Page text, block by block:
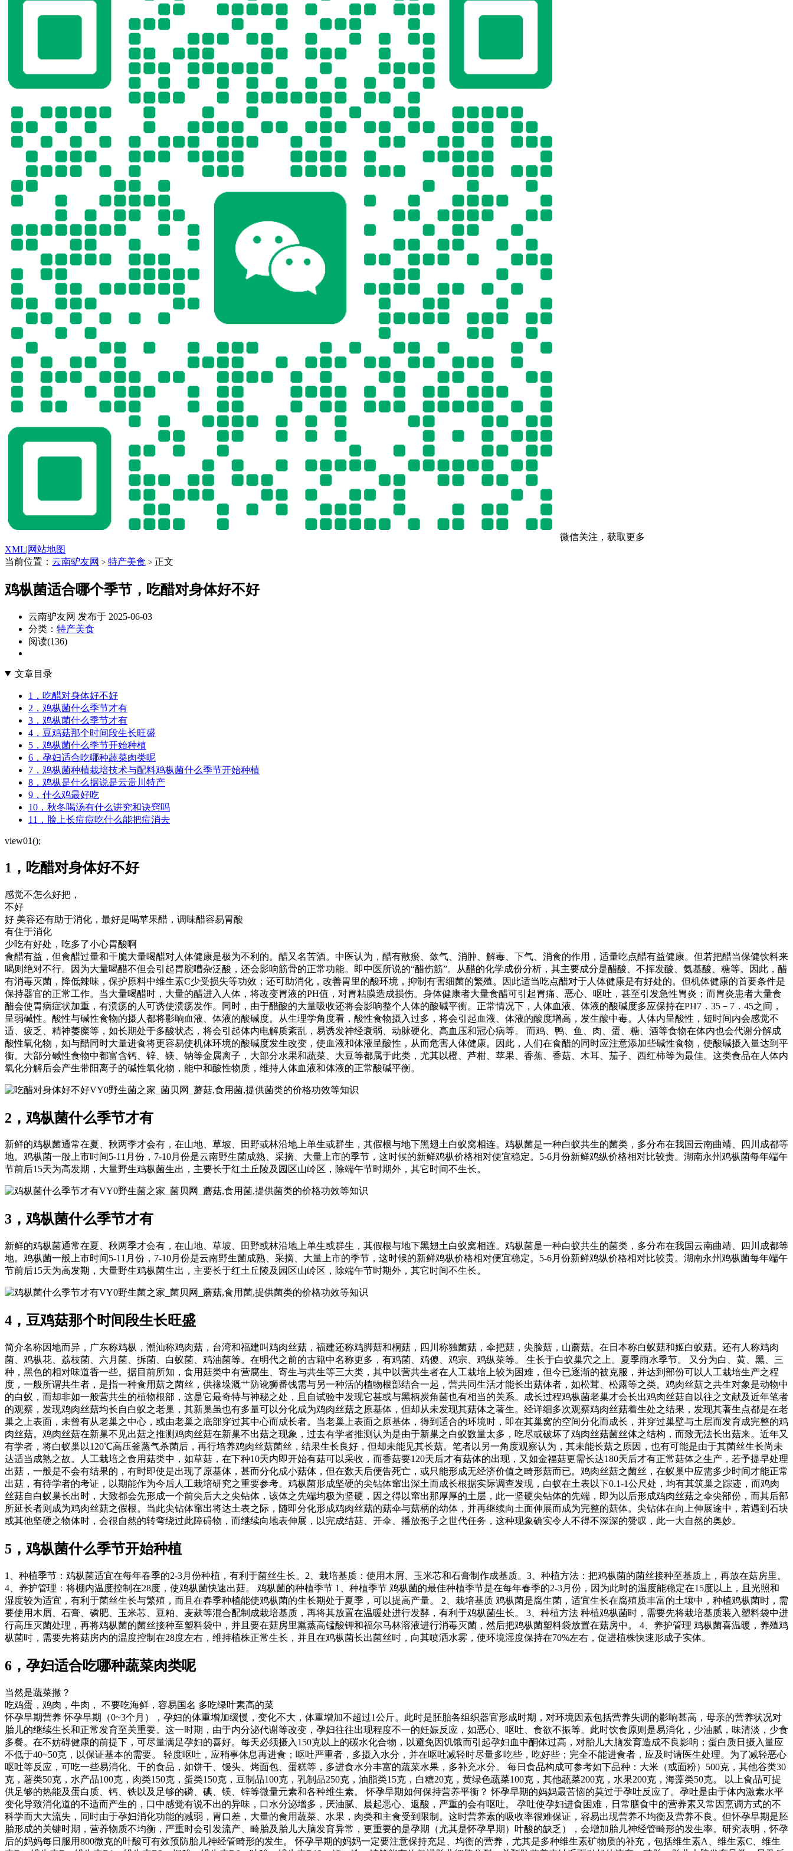
微信关注，获取更多
XML|网站地图
当前位置： 云南驴友网 > 特产美食 > 正文
鸡枞菌适合哪个季节，吃醋对身体好不好
云南驴友网 发布于 2025-06-03
分类： 特产美食
阅读(136)
文章目录
1，吃醋对身体好不好
2，鸡枞菌什么季节才有
3，鸡枞菌什么季节才有
4，豆鸡菇那个时间段生长旺盛
5，鸡枞菌什么季节开始种植
6，孕妇适合吃哪种蔬菜肉类呢
7，鸡枞菌种植栽培技术与配料鸡枞菌什么季节开始种植
8，鸡枞是什么据说是云贵川特产
9，什么鸡最好吃
10，秋冬喝汤有什么讲究和诀窍吗
11，脸上长痘痘吃什么能把痘消去
view01();
1，吃醋对身体好不好
感觉不怎么好把，
不好
好 美容还有助于消化，最好是喝苹果醋，调味醋容易胃酸
有住于消化
少吃有好处，吃多了小心胃酸啊
食醋有益，但食醋过量和干脆大量喝醋对人体健康是极为不利的。醋又名苦酒。中医认为，醋有散瘀、敛气、消肿、解毒、下气、消食的作用，适量吃点醋有益健康。但若把醋当保健饮料来
喝则绝对不行。因为大量喝醋不但会引起胃脘嘈杂泛酸，还会影响筋骨的正常功能。即中医所说的“醋伤筋”。从醋的化学成份分析，其主要成分是醋酸、不挥发酸、氨基酸、糖等。因此，醋
有消毒灭菌，降低辣味，保护原料中维生素C少受损失等功效；还可助消化，改善胃里的酸环境，抑制有害细菌的繁殖。因此适当吃点醋对于人体健康是有好处的。但机体健康的首要条件是
保持器官的正常工作。当大量喝醋时，大量的醋进入人体，将改变胃液的PH值，对胃粘膜造成损伤。身体健康者大量食醋可引起胃痛、恶心、呕吐，甚至引发急性胃炎；而胃炎患者大量食
醋会使胃病症状加重，有溃疡的人可诱使溃疡发作。同时，由于醋酸的大量吸收还将会影响整个人体的酸碱平衡。正常情况下，人体血液、体液的酸碱度多应保持在PH7．35－7．45之间，
呈弱碱性。酸性与碱性食物的摄人都将影响血液、体液的酸碱度。从生理学角度看，酸性食物摄入过多，将会引起血液、体液的酸度增高，发生酸中毒。人体内呈酸性，短时间内会感觉不
适、疲乏、精神萎糜等，如长期处于多酸状态，将会引起体内电解质紊乱，易诱发神经衰弱、动脉硬化、高血压和冠心病等。 而鸡、鸭、鱼、肉、蛋、糖、酒等食物在体内也会代谢分解成
酸性氧化物，如与醋同时大量进食将更容易使机体环境的酸碱度发生改变，使血液和体液呈酸性，从而危害人体健康。因此，人们在食醋的同时应注意添加些碱性食物，使酸碱摄入量达到平
衡。大部分碱性食物中都富含钙、锌、镁、钠等金属离子，大部分水果和蔬菜、大豆等都属于此类，尤其以橙、芦柑、苹果、香蕉、香菇、木耳、茄子、西红柿等为最佳。这类食品在人体内
氧化分解后会产生带阳离子的碱性氧化物，能中和酸性物质，维持人体血液和体液的正常酸碱平衡。
VY0野生菌之家_菌贝网_蘑菇,食用菌,提供菌类的价格功效等知识
2，鸡枞菌什么季节才有
新鲜的鸡枞菌通常在夏、秋两季才会有，在山地、草坡、田野或林沿地上单生或群生，其假根与地下黑翅土白蚁窝相连。鸡枞菌是一种白蚁共生的菌类，多分布在我国云南曲靖、四川成都等
地。鸡枞菌一般上市时间5-11月份，7-10月份是云南野生菌成熟、采摘、大量上市的季节，这时候的新鲜鸡枞价格相对便宜稳定。5-6月份新鲜鸡纵价格相对比较贵。湖南永州鸡枞菌每年端午
节前后15天为高发期，大量野生鸡枞菌生出，主要长于红土丘陵及园区山岭区，除端午节时期外，其它时间不生长。
VY0野生菌之家_菌贝网_蘑菇,食用菌,提供菌类的价格功效等知识
3，鸡枞菌什么季节才有
新鲜的鸡枞菌通常在夏、秋两季才会有，在山地、草坡、田野或林沿地上单生或群生，其假根与地下黑翅土白蚁窝相连。鸡枞菌是一种白蚁共生的菌类，多分布在我国云南曲靖、四川成都等
地。鸡枞菌一般上市时间5-11月份，7-10月份是云南野生菌成熟、采摘、大量上市的季节，这时候的新鲜鸡枞价格相对便宜稳定。5-6月份新鲜鸡纵价格相对比较贵。湖南永州鸡枞菌每年端午
节前后15天为高发期，大量野生鸡枞菌生出，主要长于红土丘陵及园区山岭区，除端午节时期外，其它时间不生长。
VY0野生菌之家_菌贝网_蘑菇,食用菌,提供菌类的价格功效等知识
4，豆鸡菇那个时间段生长旺盛
简介名称因地而异，广东称鸡枞，潮汕称鸡肉菇，台湾和福建叫鸡肉丝菇，福建还称鸡脚菇和桐菇，四川称独菌菇，伞把菇，尖脸菇，山蘑菇。在日本称白蚁菇和姬白蚁菇。还有人称鸡肉
菌、鸡枞花、荔枝菌、六月菌、拆菌、白蚁菌、鸡油菌等。在明代之前的古籍中名称更多，有鸡菌、鸡傻、鸡宗、鸡纵菜等。 生长于白蚁巢穴之上。夏季雨水季节。 又分为白、黄、黑、三
种，黑色的相对味道香一些。据目前所知，食用菇类中有营腐生、寄生与共生等三大类，其中以营共生者在人工栽培上较为困难，但今已逐渐的被克服，并达到部份可以人工栽培生产之程
度，一般所谓共生者，是指一种食用菇之菌丝，供禒垛溉艹防讹狮番饯需与另一种活的植物根部结合一起，营共同生活才能长出菇体者，如松茸、松露等之类。鸡肉丝菇之共生对象是动物中
的白蚁，而却非如一般营共生的植物根部，这是它最奇特与神秘之处，且自试验中发现它甚或与黑柄炭角菌也有相当的关系。成长过程鸡枞菌老巢才会长出鸡肉丝菇自以往之文献及近年笔者
的观察，发现鸡肉丝菇均长自白蚁之老巢，其新巢虽也有多量可以分化成为鸡肉丝菇之原基体，但却从未发现其菇体之著生。经详细多次观察鸡肉丝菇着生处之结果，发现其著生点都是在老
巢之上表面，未曾有从老巢之中心，或由老巢之底部穿过其中心而成长者。当老巢上表面之原基体，得到适合的环境时，即在其巢窝的空间分化而成长，并穿过巢壁与土层而发育成完整的鸡
肉丝菇。鸡肉丝菇在新巢不见出菇之推测鸡肉丝菇在新巢不出菇之现象，过去有学者推测认为是由于新巢之白蚁数量太多，吃尽或破坏了鸡肉丝菇菌丝体之结构，而致无法长出菇来。近年又
有学者，将白蚁巢以120℃高压釜蒸气杀菌后，再行培养鸡肉丝菇菌丝，结果生长良好，但却未能见其长菇。笔者以另一角度观察认为，其未能长菇之原因，也有可能是由于其菌丝生长尚未
达适当成熟之故。人工栽培之食用菇类中，如草菇，在下种10天内即开始有菇可以采收，而香菇要120天后才有菇体的出现，又如金福菇更需长达180天后才有正常菇体之生产，若予提早处理
出菇，一般是不会有结果的，有时即使是出现了原基体，甚而分化成小菇体，但在数天后便告死亡，或只能形成无经济价值之畸形菇而已。鸡肉丝菇之菌丝，在蚁巢中应需多少时间才能正常
出菇，有待学者的考证，以期能作为今后人工栽培研究之重要参考。鸡枞菌形成坚硬的尖钻体窜出深土而成长根据实际调查发现，白蚁在土表以下0.1-1公尺处，均有其筑巢之踪迹，而鸡肉
丝菇自白蚁巢长出时，大致都会先形成一个前尖后大之尖钻体，该体之先端均极为坚硬，因之得以窜出那厚厚的土层，此一坚硬尖钻体的先端，即为以后形成鸡肉丝菇之伞尖部份，而其后部
所延长者则成为鸡肉丝菇之假根。当此尖钻体窜出将达土表之际，随即分化形成鸡肉丝菇的菇伞与菇柄的幼体，并再继续向土面伸展而成为完整的菇体。尖钻体在向上伸展途中，若遇到石块
或其他坚硬之物体时，会很自然的转弯绕过此障碍物，而继续向地表伸展，以完成结菇、开伞、播放孢子之世代任务，这种现象确实令人不得不深深的赞叹，此一大自然的奥妙。
5，鸡枞菌什么季节开始种植
1、种植季节：鸡枞菌适宜在每年春季的2-3月份种植，有利于菌丝生长。2、栽培基质：使用木屑、玉米芯和石膏制作成基质。3、种植方法：把鸡枞菌的菌丝接种至基质上，再放在菇房里。
4、养护管理：将棚内温度控制在28度，使鸡枞菌快速出菇。 鸡枞菌的种植季节 1、种植季节 鸡枞菌的最佳种植季节是在每年春季的2-3月份，因为此时的温度能稳定在15度以上，且光照和
湿度较为适宜，有利于菌丝生长与繁殖，而且在春季种植能使鸡枞菌的生长期处于夏季，可以提高产量。 2、栽培基质 鸡枞菌是腐生菌，适宜生长在腐殖质丰富的土壤中，种植鸡枞菌时，需
要使用木屑、石膏、磷肥、玉米芯、豆粕、麦麸等混合配制成栽培基质，再将其放置在温暖处进行发酵，有利于鸡枞菌生长。 3、种植方法 种植鸡枞菌时，需要先将栽培基质装入塑料袋中进
行高压灭菌处理，再将鸡枞菌的菌丝接种至塑料袋中，并且要在菇房里熏蒸高锰酸钾和福尔马林溶液进行消毒灭菌，然后把鸡枞菌塑料袋放置在菇房中。 4、养护管理 鸡枞菌喜温暖，养殖鸡
枞菌时，需要先将菇房内的温度控制在28度左右，维持植株正常生长，并且在鸡枞菌长出菌丝时，向其喷洒水雾，使环境湿度保持在70%左右，促进植株快速形成子实体。
6，孕妇适合吃哪种蔬菜肉类呢
当然是蔬菜撒？
吃鸡蛋，鸡肉，牛肉， 不要吃海鲜，容易国名 多吃绿叶素高的菜
怀孕早期营养 怀孕早期（0~3个月），孕妇的体重增加缓慢，变化不大，体重增加不超过1公斤。此时是胚胎各组织器官形成时期，对环境因素包括营养失调的影响甚高，母亲的营养状况对
胎儿的继续生长和正常发育至关重要。这一时期，由于内分泌代谢等改变，孕妇往往出现程度不一的妊娠反应，如恶心、呕吐、食欲不振等。此时饮食原则是易消化，少油腻，味清淡，少食
多餐。在不妨碍健康的前提下，可尽量满足孕妇的喜好。每天必须摄入150克以上的碳水化合物，以避免因饥饿而引起孕妇血中酮体过高，对胎儿大脑发育造成不良影响；蛋白质日摄入量应
不低于40~50克，以保证基本的需要。 轻度呕吐，应稍事休息再进食；呕吐严重者，多摄入水分，并在呕吐减轻时尽量多吃些，吃好些；完全不能进食者，应及时请医生处理。为了减轻恶心
呕吐等反应，可吃一些易消化、干的食品，如饼干、馒头、烤面包、蛋糕等，多进食水分丰富的蔬菜水果，多补充水分。 每日食品构成可参考如下品种：大米（或面粉）500克，其他谷类30
克，薯类50克，水产品100克，肉类150克，蛋类150克，豆制品100克，乳制品250克，油脂类15克，白糖20克，黄绿色蔬菜100克，其他蔬菜200克，水果200克，海藻类50克。 以上食品可提
供足够的热能及蛋白质、钙、铁以及足够的磷、碘、镁、锌等微量元素和各种维生素。 怀孕早期如何保持营养平衡？ 怀孕早期的妈妈最苦恼的莫过于孕吐反应了。孕吐是由于体内激素水平
变化导致消化道的不适而产生的，口中感觉有说不出的异味，口水分泌增多，厌油腻、晨起恶心、返酸，严重的会有呕吐。 孕吐使孕妇进食困难，日常膳食中的营养素又常因烹调方式的不
科学而大大流失，同时由于孕妇消化功能的减弱，胃口差，大量的食用蔬菜、水果，肉类和主食受到限制。这时营养素的吸收率很难保证，容易出现营养不均衡及营养不良。但怀孕早期是胚
胎形成的关键时期，营养物质不均衡，严重时会引发流产、畸胎及胎儿大脑发育异常，更重要的是孕期（尤其是怀孕早期）叶酸的缺乏），会增加胎儿神经管畸形的发生率。研究表明，怀孕
后的妈妈每日服用800微克的叶酸可有效预防胎儿神经管畸形的发生。 怀孕早期的妈妈一定要注意保持充足、均衡的营养，尤其是多种维生素矿物质的补充，包括维生素A、维生素C、维生